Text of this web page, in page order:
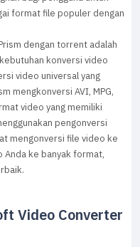
format file populer dengan
dengan torrent adalah
konversi video
video universal yang
mengkonversi AVI, MPG,
video yang memiliki
pengonversi
mengonversi file video ke
Anda ke banyak format,
Video Converter